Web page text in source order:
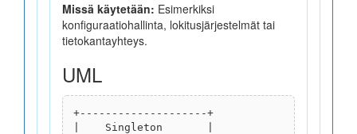
Muodostin
Periytyminen
Vektori
Missä käytetään: Esimerkiksi
konfiguraatiohallinta, lokitusjärjestelmät tai
tietokantayhteys.
UML
+--------------------+
|    Singleton       |